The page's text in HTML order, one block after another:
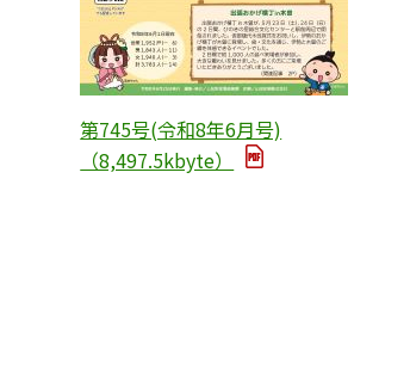
第745号(令和8年6月号)
（8,497.5kbyte）